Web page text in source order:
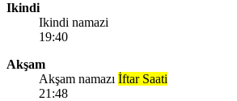
Ikindi
Ikindi namazi
19:40
Akşam
Akşam namazı İftar Saati
21:48